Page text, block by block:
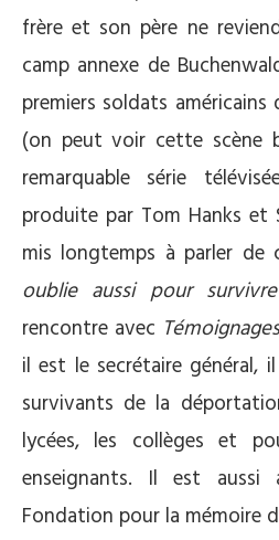
frère et son père ne
camp annexe de
premiers soldats américains
(on peut voir cette scène
remarquable série
produite par Tom Hanks et
mis longtemps à parler de
oublie aussi pour
rencontre avec
il est le secrétaire général,
survivants de la
lycées, les collèges et
enseignants. Il est aussi
Fondation pour la mémoire